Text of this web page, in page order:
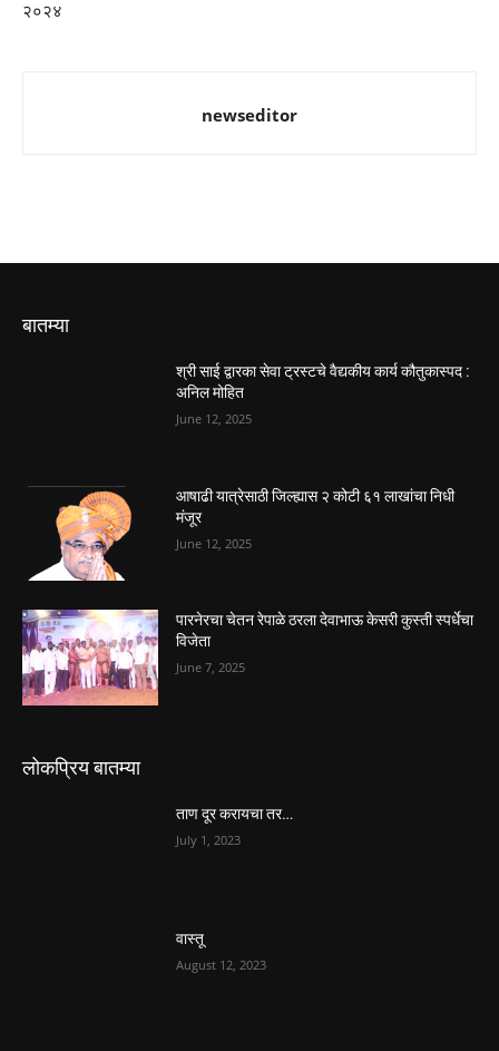
२०२४
newseditor
बातम्या
श्री साई द्वारका सेवा ट्रस्टचे वैद्यकीय कार्य कौतुकास्पद :
अनिल मोहित
June 12, 2025
आषाढी यात्रेसाठी जिल्ह्यास २ कोटी ६१ लाखांचा निधी
मंजूर
June 12, 2025
पारनेरचा चेतन रेपाळे ठरला देवाभाऊ केसरी कुस्ती स्पर्धेचा
विजेता
June 7, 2025
लोकप्रिय बातम्या
ताण दूर करायचा तर…
July 1, 2023
वास्तू
August 12, 2023